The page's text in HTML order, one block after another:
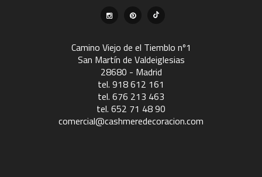
Camino Viejo de el Tiemblo nº1
San Martín de Valdeiglesias
28680 - Madrid
tel. 918 612 161
tel. 676 213 463
tel. 652 71 48 90
comercial@cashmeredecoracion.com